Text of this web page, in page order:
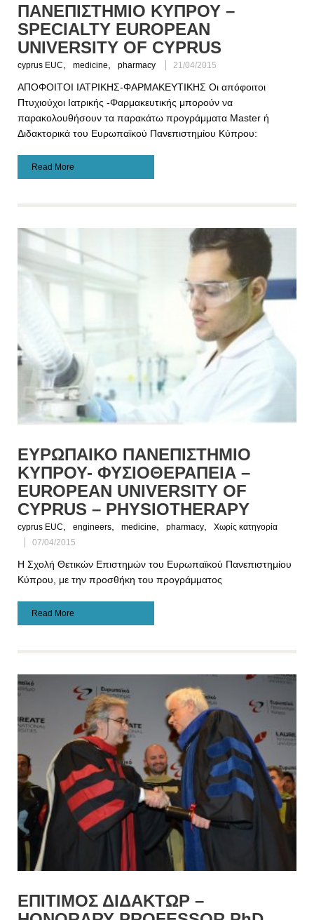
ΠΑΝΕΠΙΣΤΗΜΙΟ ΚΥΠΡΟΥ –
SPECIALTY EUROPEAN
UNIVERSITY OF CYPRUS
cyprus EUC, medicine, pharmacy 21/04/2015
ΑΠΟΦΟΙΤΟΙ ΙΑΤΡΙΚΗΣ-ΦΑΡΜΑΚΕΥΤΙΚΗΣ Οι απόφοιτοι
Πτυχιούχοι Ιατρικής -Φαρμακευτικής μπορούν να
παρακολουθήσουν τα παρακάτω προγράμματα Master ή
Διδακτορικά του Ευρωπαϊκού Πανεπιστημίου Κύπρου:
Read More
ΕΥΡΩΠΑΙΚΟ ΠΑΝΕΠΙΣΤΗΜΙΟ
ΚΥΠΡΟΥ- ΦΥΣΙΟΘΕΡΑΠΕΙΑ –
EUROPEAN UNIVERSITY OF
CYPRUS – PHYSIOTHERAPY
cyprus EUC, engineers, medicine, pharmacy,
Χωρίς κατηγορία
07/04/2015
Η Σχολή Θετικών Επιστημών του Ευρωπαϊκού Πανεπιστημίου
Κύπρου, με την προσθήκη του προγράμματος
Read More
ΕΠΙΤΙΜΟΣ ΔΙΔΑΚΤΩΡ –